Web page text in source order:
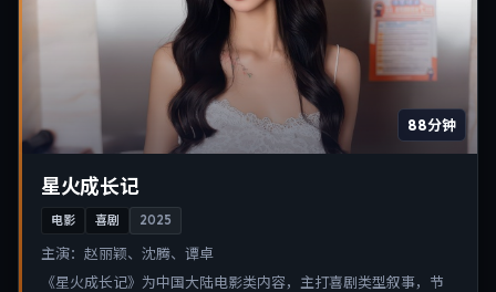
88分钟
星火成长记
电影 喜剧 2025
主演： 赵丽颖、沈腾、谭卓
《星火成长记》为中国大陆电影类内容，主打喜剧类型叙事，节